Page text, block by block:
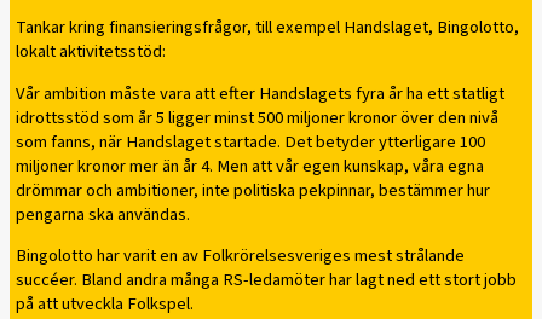
Tankar kring finansieringsfrågor, till exempel Handslaget, Bingolotto,
lokalt aktivitetsstöd:
Vår ambition måste vara att efter Handslagets fyra år ha ett statligt
idrottsstöd som år 5 ligger minst 500 miljoner kronor över den nivå
som fanns, när Handslaget startade. Det betyder ytterligare 100
miljoner kronor mer än år 4. Men att vår egen kunskap, våra egna
drömmar och ambitioner, inte politiska pekpinnar, bestämmer hur
pengarna ska användas.
Bingolotto har varit en av Folkrörelsesveriges mest strålande
succéer. Bland andra många RS-ledamöter har lagt ned ett stort jobb
på att utveckla Folkspel.